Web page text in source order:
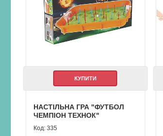
КУПИТИ
НАСТІЛЬНА ГРА "ФУТБОЛ
ЧЕМПІОН ТЕХНОК"
335